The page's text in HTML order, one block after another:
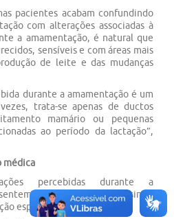
pacientes acabam confundindo
com alterações associadas à
a amamentação, é natural que
sensíveis e com áreas mais
de leite e das mudanças
durante a amamentação é um
trata-se apenas de ductos
mamário ou pequenas
ao período da lactação”,
médica
percebidas durante a
gravidade, alguns sinais
especializada.